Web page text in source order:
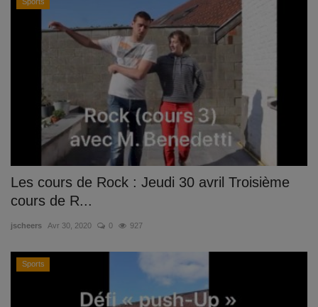
Les cours de Rock : Jeudi 30 avril Troisième
cours de R...
jscheers Avr 30, 2020 0 927
Sports